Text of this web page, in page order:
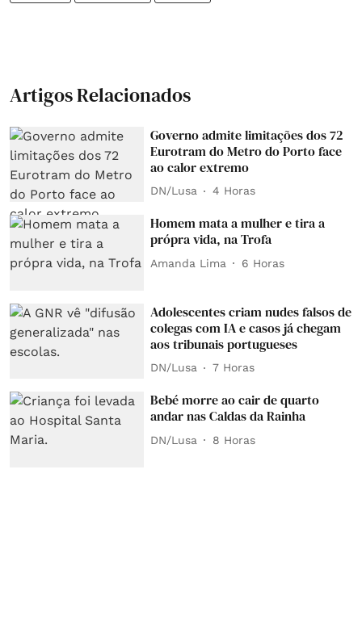
Artigos Relacionados
Governo admite limitações dos 72
Eurotram do Metro do Porto face
ao calor extremo
DN/Lusa 4 Horas
Homem mata a mulher e tira a
própra vida, na Trofa
Amanda Lima 6 Horas
Adolescentes criam nudes falsos de
colegas com IA e casos já chegam
aos tribunais portugueses
DN/Lusa 7 Horas
Bebé morre ao cair de quarto
andar nas Caldas da Rainha
DN/Lusa 8 Horas